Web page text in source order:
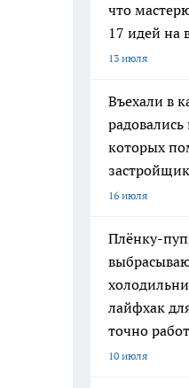
что
17 идей на
13 июля
Въехали в
которых
16 июля
Плёнку-
лайфхак
точно
10 июля